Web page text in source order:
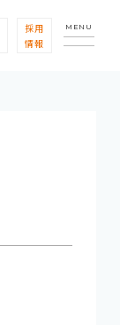
採用
情報
MENU